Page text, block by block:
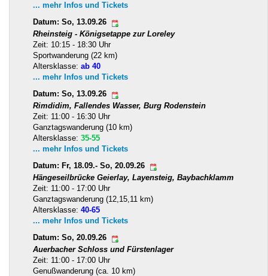
... mehr Infos und Tickets
Datum: So, 13.09.26
Rheinsteig - Königsetappe zur Loreley
Zeit: 10:15 - 18:30 Uhr
Sportwanderung (22 km)
Altersklasse: ab 40
... mehr Infos und Tickets
Datum: So, 13.09.26
Rimdidim, Fallendes Wasser, Burg Rodenstein
Zeit: 11:00 - 16:30 Uhr
Ganztagswanderung (10 km)
Altersklasse: 35-55
... mehr Infos und Tickets
Datum: Fr, 18.09.- So, 20.09.26
Hängeseilbrücke Geierlay, Layensteig, Baybachklamm
Zeit: 11:00 - 17:00 Uhr
Ganztagswanderung (12,15,11 km)
Altersklasse: 40-65
... mehr Infos und Tickets
Datum: So, 20.09.26
Auerbacher Schloss und Fürstenlager
Zeit: 11:00 - 17:00 Uhr
Genußwanderung (ca. 10 km)